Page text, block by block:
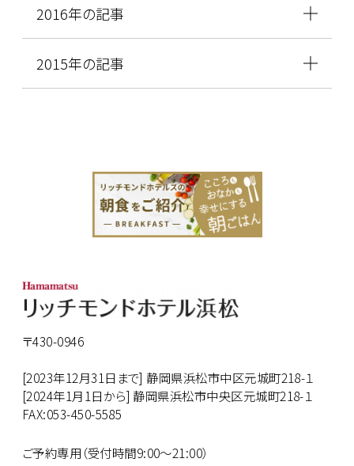
2016年の記事
2015年の記事
〒430-0946
[2023年12月31日まで] 静岡県浜松市中区元城町218-１
[2024年1月1日から] 静岡県浜松市中央区元城町218-１
FAX:053-450-5585
ご予約専用（受付時間9:00～21:00）